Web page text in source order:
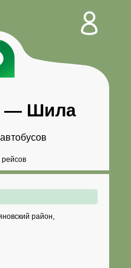
— Шила
район,